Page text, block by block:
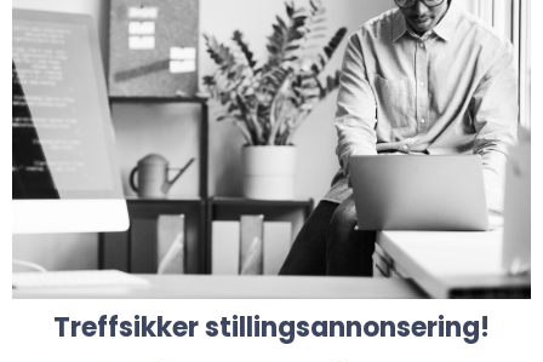
Treffsikker stillingsannonsering!